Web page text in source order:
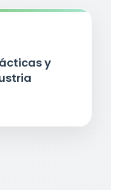
y